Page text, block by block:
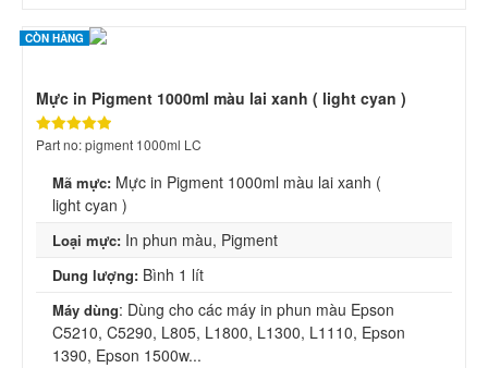
CÒN HÀNG
Mực in Pigment 1000ml màu lai xanh ( light cyan )
Part no: pigment 1000ml LC
Mã mực: Mực in Pigment 1000ml màu lai xanh (
light cyan )
Loại mực: In phun màu, Pigment
Dung lượng: Bình 1 lít
Máy dùng: Dùng cho các máy in phun màu Epson
C5210, C5290, L805, L1800, L1300, L1110, Epson
1390, Epson 1500w...